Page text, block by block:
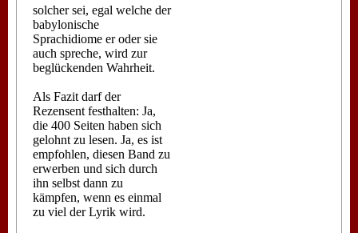
solcher sei, egal welche der
babylonische
Sprachidiome er oder sie
auch spreche, wird zur
beglückenden Wahrheit.
Als Fazit darf der
Rezensent festhalten: Ja,
die 400 Seiten haben sich
gelohnt zu lesen. Ja, es ist
empfohlen, diesen Band zu
erwerben und sich durch
ihn selbst dann zu
kämpfen, wenn es einmal
zu viel der Lyrik wird.